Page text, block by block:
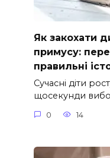
Як закохати
примусу:
правильні
Сучасні діти
щосекунди
0 14